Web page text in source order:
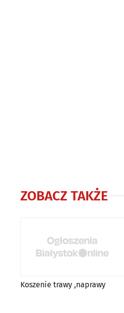
ZOBACZ TAKŻE
Koszenie trawy ,naprawy